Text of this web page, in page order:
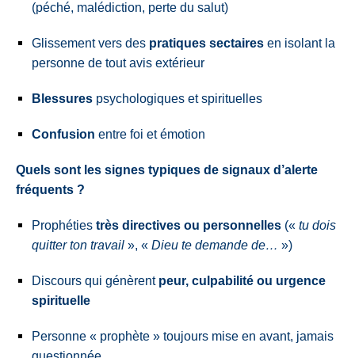
(péché, malédiction, perte du salut)
Glissement vers des pratiques sectaires en isolant la
personne de tout avis extérieur
Blessures psychologiques et spirituelles
Confusion entre foi et émotion
Quels sont les signes typiques de signaux d’alerte
fréquents ?
Prophéties très directives ou personnelles (« tu dois
quitter ton travail », « Dieu te demande de… »)
Discours qui génèrent peur, culpabilité ou urgence
spirituelle
Personne « prophète » toujours mise en avant, jamais